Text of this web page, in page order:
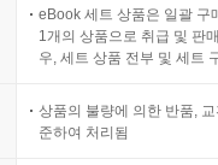
eBook 세트 상품은 일괄 구
1개의 상품으로 취급 및 판
우, 세트 상품 전부 및 세트
상품의 불량에 의한 반품,
준하여 처리됨